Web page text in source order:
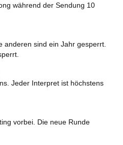
während der Sendung 10
anderen sind ein Jahr gesperrt.
Jeder Interpret ist höchstens
vorbei. Die neue Runde